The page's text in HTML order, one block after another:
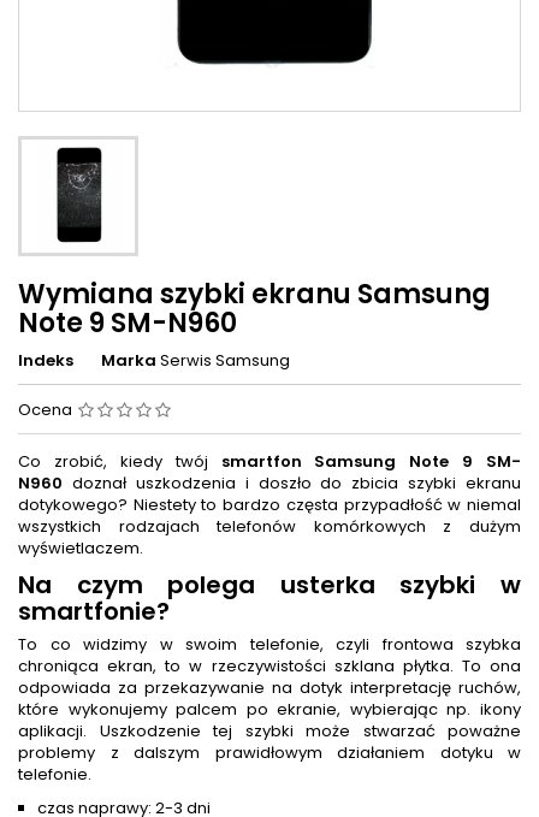
Wymiana szybki ekranu Samsung
Note 9 SM-N960
Indeks Marka Serwis Samsung
Ocena
Co zrobić, kiedy twój smartfon Samsung Note 9 SM-
N960 doznał uszkodzenia i doszło do zbicia szybki ekranu
dotykowego? Niestety to bardzo częsta przypadłość w niemal
wszystkich rodzajach telefonów komórkowych z dużym
wyświetlaczem.
Na czym polega usterka szybki w
smartfonie?
To co widzimy w swoim telefonie, czyli frontowa szybka
chroniąca ekran, to w rzeczywistości szklana płytka. To ona
odpowiada za przekazywanie na dotyk interpretację ruchów,
które wykonujemy palcem po ekranie, wybierając np. ikony
aplikacji. Uszkodzenie tej szybki może stwarzać poważne
problemy z dalszym prawidłowym działaniem dotyku w
telefonie.
czas naprawy: 2-3 dni